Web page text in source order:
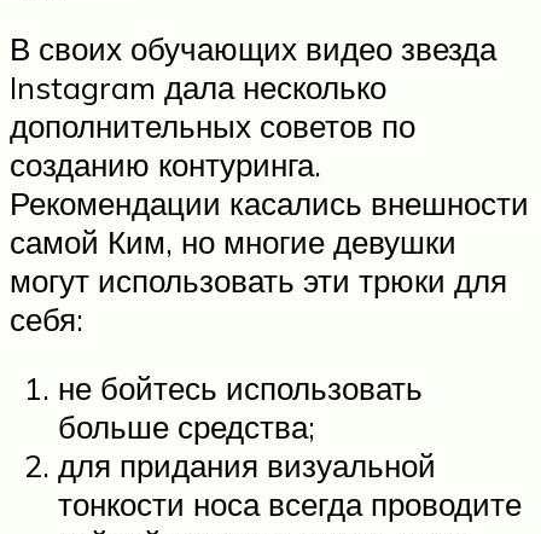
В своих обучающих видео звезда
Instagram дала несколько
дополнительных советов по
созданию контуринга.
Рекомендации касались внешности
самой Ким, но многие девушки
могут использовать эти трюки для
себя:
не бойтесь использовать
больше средства;
для придания визуальной
тонкости носа всегда проводите